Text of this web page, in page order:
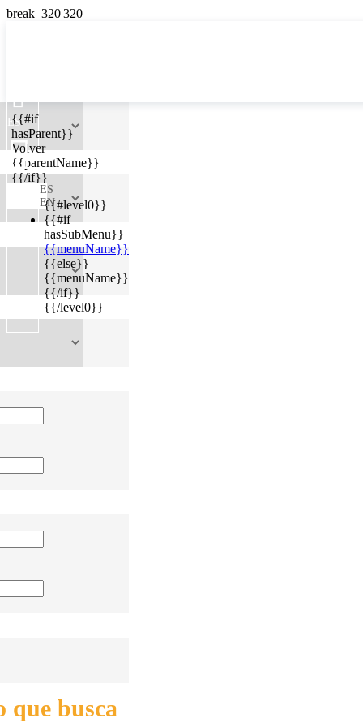

{{#if
hasParent}}
Volver
{{parentName}}
{{/if}}
{{#level0}}
{{#if
hasSubMenu}}
{{menuName}}
{{else}}
{{menuName}}
{{/if}}
{{/level0}}
ES

ES
EN
que busca